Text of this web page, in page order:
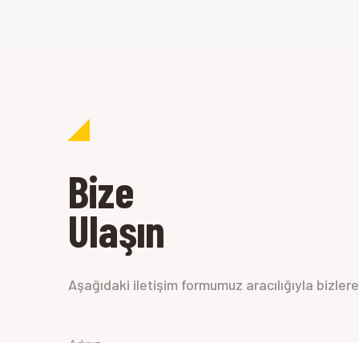
Bize
Ulaşın
Aşağıdaki iletişim formumuz aracılığıyla